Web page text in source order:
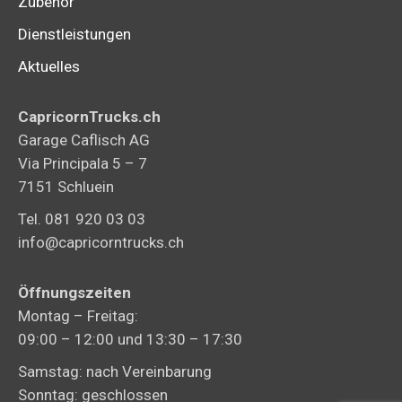
Dienstleistungen
Aktuelles
CapricornTrucks.ch
Garage Caflisch AG
Via Principala 5 – 7
7151 Schluein
Tel. 081 920 03 03
info@capricorntrucks.ch
Öffnungszeiten
Montag – Freitag:
09:00 – 12:00 und 13:30 – 17:30
Samstag: nach Vereinbarung
Sonntag: geschlossen